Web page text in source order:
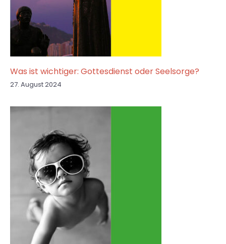
Was ist wichtiger: Gottesdienst oder Seelsorge?
27. August 2024